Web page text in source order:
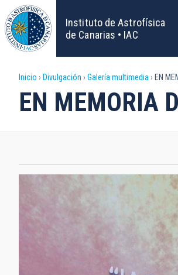
Pasar
al
contenido
principal
Instituto de Astrofísica
de Canarias • IAC
Sobrescribir
enlaces
ayuda
la
navegación
Inicio Divulgación Galería multimedia EN
EN MEMORIA